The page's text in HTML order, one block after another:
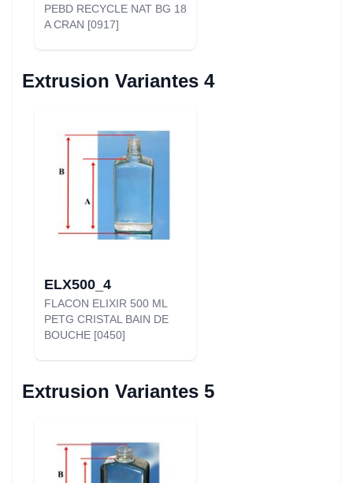
PEBD RECYCLE NAT BG 18
A CRAN [0917]
Extrusion Variantes 4
ELX500_4
FLACON ELIXIR 500 ML
PETG CRISTAL BAIN DE
BOUCHE [0450]
Extrusion Variantes 5